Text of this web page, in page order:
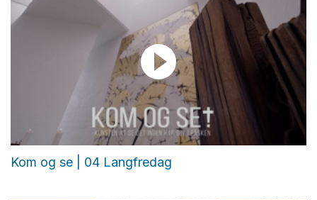
Kom og se | 04 Langfredag